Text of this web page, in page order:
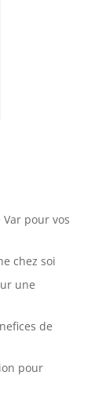
pour vos
chez soi
une
de
pour